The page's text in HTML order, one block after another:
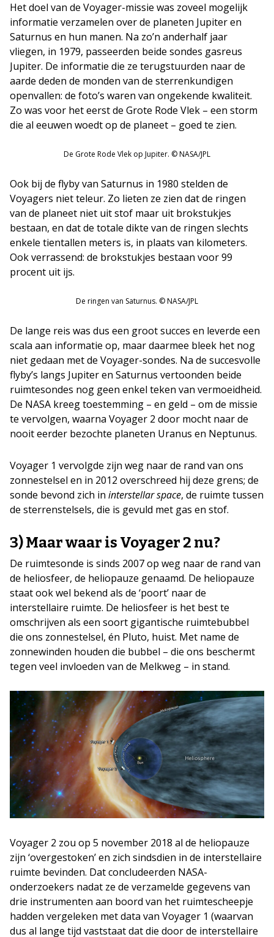
Het doel van de Voyager-missie was zoveel mogelijk
informatie verzamelen over de planeten Jupiter en
Saturnus en hun manen. Na zo’n anderhalf jaar
vliegen, in 1979, passeerden beide sondes gasreus
Jupiter. De informatie die ze terugstuurden naar de
aarde deden de monden van de sterrenkundigen
openvallen: de foto’s waren van ongekende kwaliteit.
Zo was voor het eerst de Grote Rode Vlek – een storm
die al eeuwen woedt op de planeet – goed te zien.
De Grote Rode Vlek op Jupiter. © NASA/JPL
Ook bij de flyby van Saturnus in 1980 stelden de
Voyagers niet teleur. Zo lieten ze zien dat de ringen
van de planeet niet uit stof maar uit brokstukjes
bestaan, en dat de totale dikte van de ringen slechts
enkele tientallen meters is, in plaats van kilometers.
Ook verrassend: de brokstukjes bestaan voor 99
procent uit ijs.
De ringen van Saturnus. © NASA/JPL
De lange reis was dus een groot succes en leverde een
scala aan informatie op, maar daarmee bleek het nog
niet gedaan met de Voyager-sondes. Na de succesvolle
flyby’s langs Jupiter en Saturnus vertoonden beide
ruimtesondes nog geen enkel teken van vermoeidheid.
De NASA kreeg toestemming – en geld – om de missie
te vervolgen, waarna Voyager 2 door mocht naar de
nooit eerder bezochte planeten Uranus en Neptunus.
Voyager 1 vervolgde zijn weg naar de rand van ons
zonnestelsel en in 2012 overschreed hij deze grens; de
sonde bevond zich in interstellar space, de ruimte tussen
de sterrenstelsels, die is gevuld met gas en stof.
3) Maar waar is Voyager 2 nu?
De ruimtesonde is sinds 2007 op weg naar de rand van
de heliosfeer, de heliopauze genaamd. De heliopauze
staat ook wel bekend als de ‘poort’ naar de
interstellaire ruimte. De heliosfeer is het best te
omschrijven als een soort gigantische ruimtebubbel
die ons zonnestelsel, én Pluto, huist. Met name de
zonnewinden houden die bubbel – die ons beschermt
tegen veel invloeden van de Melkweg – in stand.
Voyager 2 zou op 5 november 2018 al de heliopauze
zijn ‘overgestoken’ en zich sindsdien in de interstellaire
ruimte bevinden. Dat concludeerden NASA-
onderzoekers nadat ze de verzamelde gegevens van
drie instrumenten aan boord van het ruimtescheepje
hadden vergeleken met data van Voyager 1 (waarvan
dus al lange tijd vaststaat dat die door de interstellaire